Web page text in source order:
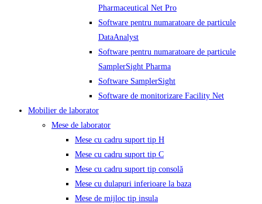
Pharmaceutical Net Pro
Software pentru numaratoare de particule
DataAnalyst
Software pentru numaratoare de particule
SamplerSight Pharma
Software SamplerSight
Software de monitorizare Facility Net
Mobilier de laborator
Mese de laborator
Mese cu cadru suport tip H
Mese cu cadru suport tip C
Mese cu cadru suport tip consolă
Mese cu dulapuri inferioare la baza
Mese de mijloc tip insula